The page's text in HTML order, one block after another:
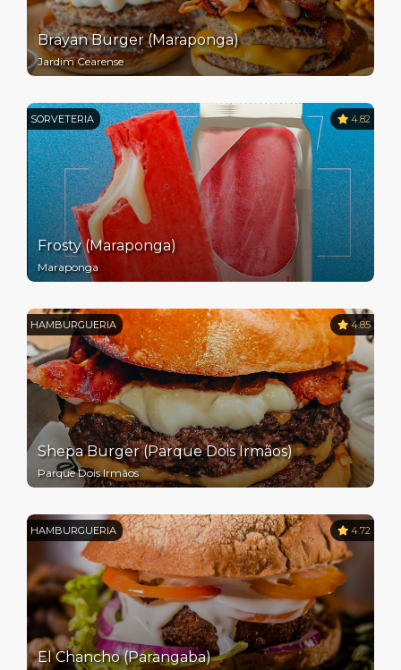
Brayan Burger (Maraponga)
Jardim Cearense
SORVETERIA 4.82
Frosty (Maraponga)
Maraponga
HAMBURGUERIA 4.85
Shepa Burger (Parque Dois Irmãos)
Parque Dois Irmãos
HAMBURGUERIA 4.72
El Chancho (Parangaba)